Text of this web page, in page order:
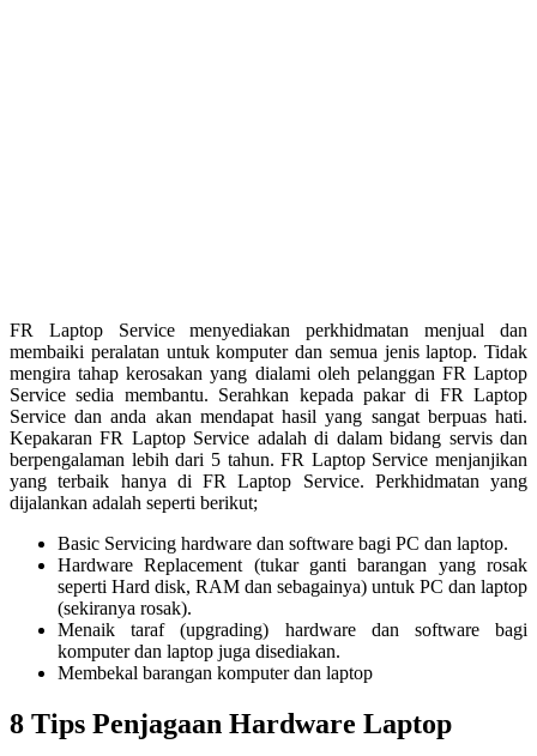
FR Laptop Service menyediakan perkhidmatan menjual dan
membaiki peralatan untuk komputer dan semua jenis laptop. Tidak
mengira tahap kerosakan yang dialami oleh pelanggan FR Laptop
Service sedia membantu. Serahkan kepada pakar di FR Laptop
Service dan anda akan mendapat hasil yang sangat berpuas hati.
Kepakaran FR Laptop Service adalah di dalam bidang servis dan
berpengalaman lebih dari 5 tahun. FR Laptop Service menjanjikan
yang terbaik hanya di FR Laptop Service. Perkhidmatan yang
dijalankan adalah seperti berikut;
Basic Servicing hardware dan software bagi PC dan laptop.
Hardware Replacement (tukar ganti barangan yang rosak
seperti Hard disk, RAM dan sebagainya) untuk PC dan laptop
(sekiranya rosak).
Menaik taraf (upgrading) hardware dan software bagi
komputer dan laptop juga disediakan.
Membekal barangan komputer dan laptop
8 Tips Penjagaan Hardware Laptop